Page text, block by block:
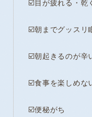
☑️目が疲れる・乾
☑️朝までグッスリ
☑️朝起きるのが辛
☑️食事を楽しめな
☑️便秘がち